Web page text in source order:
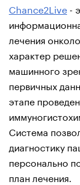
Chance2Live -
лечения
характер
машинного
первичных
этапе
Система
диагностику
персонально
план лечения.